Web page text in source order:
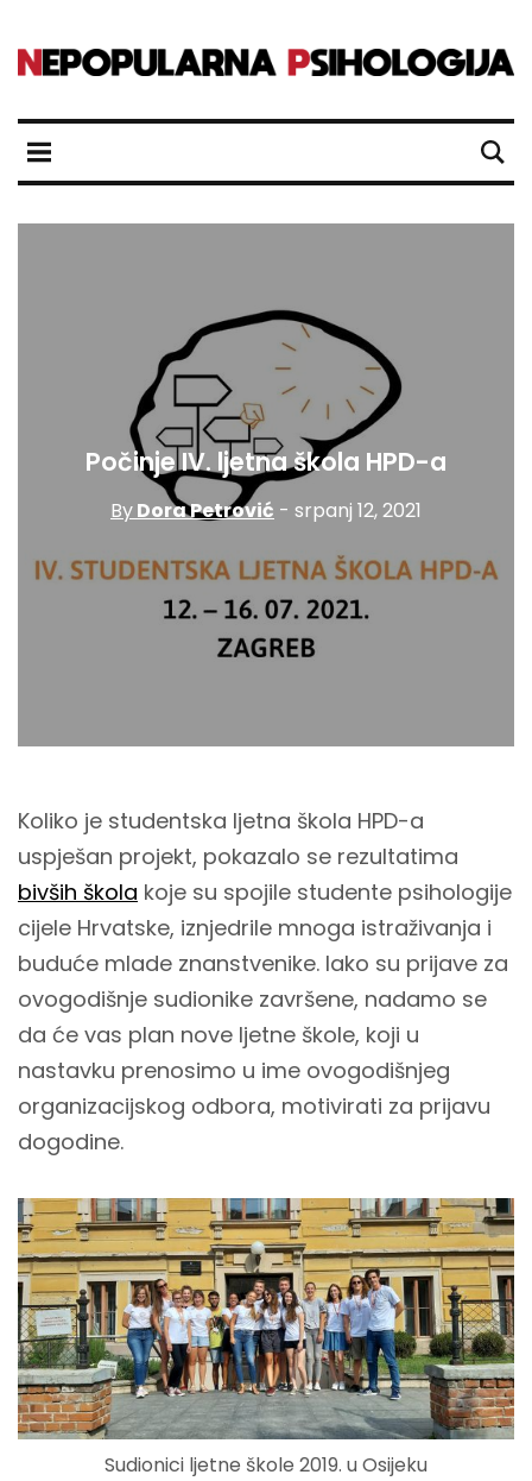
Počinje IV. ljetna škola HPD-a
ByDora Petrović - srpanj 12, 2021
Koliko je studentska ljetna škola HPD-a
uspješan projekt, pokazalo se rezultatima
bivših škola koje su spojile studente psihologije
cijele Hrvatske, iznjedrile mnoga istraživanja i
buduće mlade znanstvenike. Iako su prijave za
ovogodišnje sudionike završene, nadamo se
da će vas plan nove ljetne škole, koji u
nastavku prenosimo u ime ovogodišnjeg
organizacijskog odbora, motivirati za prijavu
dogodine.
Sudionici ljetne škole 2019. u Osijeku